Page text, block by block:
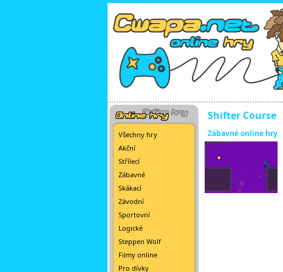
Všechny hry
Akční
Střílecí
Zábavné
Skákací
Závodní
Sportovní
Logické
Steppen Wolf
Filmy online
Pro dívky
Shifter Course
Zábavné online hry